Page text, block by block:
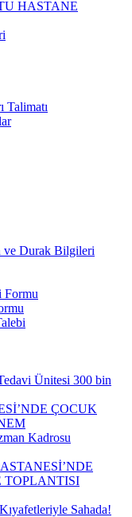
HASTANE
Talimatı
ve Durak Bilgileri
Formu
Ünitesi 300 bin
ÇOCUK
Kadrosu
TOPLANTISI
Sahada!